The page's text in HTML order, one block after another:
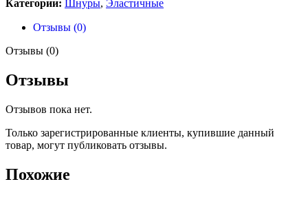
Категории: Шнуры, Эластичные
Отзывы (0)
Отзывы (0)
Отзывы
Отзывов пока нет.
Только зарегистрированные клиенты, купившие данный
товар, могут публиковать отзывы.
Похожие